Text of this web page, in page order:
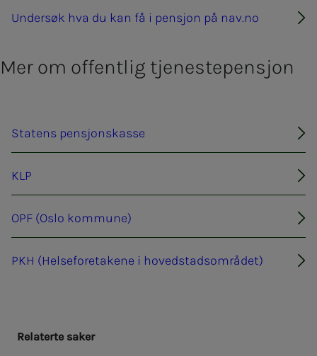
Undersøk hva du kan få i pensjon på nav.no
Mer om offentlig tjenestepensjon
Statens pensjonskasse
KLP
OPF (Oslo kommune)
PKH (Helseforetakene i hovedstadsområdet)
Re­la­­­ter­­­te sa­­­ker